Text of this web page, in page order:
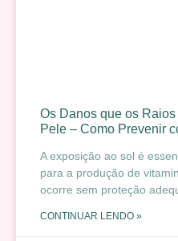
Os Danos que os
Pele – Como Prevenir
A exposição ao sol é
para a produção de
ocorre sem proteção
CONTINUAR LENDO »